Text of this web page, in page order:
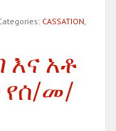
CASSATION,
እና አቶ
የሰ/መ/